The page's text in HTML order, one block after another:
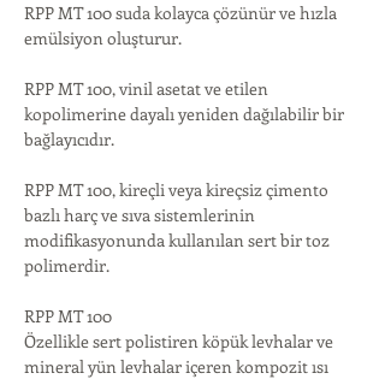
RPP MT 100 suda kolayca çözünür ve hızla
emülsiyon oluşturur.
RPP MT 100, vinil asetat ve etilen
kopolimerine dayalı yeniden dağılabilir bir
bağlayıcıdır.
RPP MT 100, kireçli veya kireçsiz çimento
bazlı harç ve sıva sistemlerinin
modifikasyonunda kullanılan sert bir toz
polimerdir.
RPP MT 100
Özellikle sert polistiren köpük levhalar ve
mineral yün levhalar içeren kompozit ısı